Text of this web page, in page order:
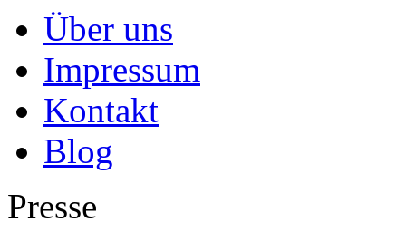
Über uns
Impressum
Kontakt
Blog
Presse